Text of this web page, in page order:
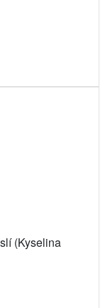
(Kyselina